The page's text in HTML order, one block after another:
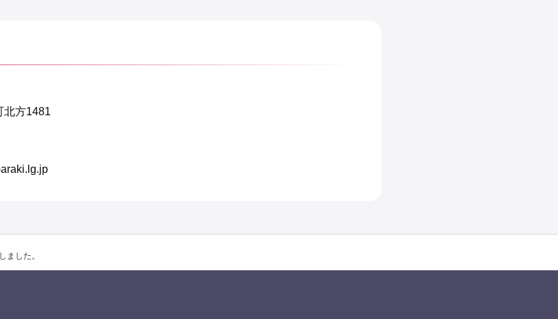
北方1481
ました。